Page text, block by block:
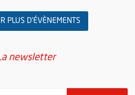
PLUS D'ÉVÈNEMENTS
newsletter